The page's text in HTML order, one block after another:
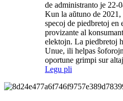
de administranto je 22-
Kun la aŭtuno de 2021,
specoj de piedbretoj en
provizante al
elektojn. La piedbretoj
Unue, ili helpas
oportune grimpi sur
Legu pli